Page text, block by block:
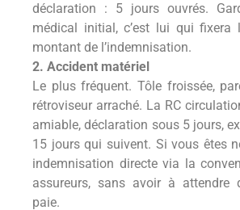
déclaration : 5 jours ouvrés.
médical initial, c’est lui qui fixera
montant de l’indemnisation.
2. Accident matériel
Le plus fréquent. Tôle froissée,
rétroviseur arraché. La RC
amiable, déclaration sous 5 jours,
15 jours qui suivent. Si vous êtes
indemnisation directe via la
assureurs, sans avoir à attendre
paie.